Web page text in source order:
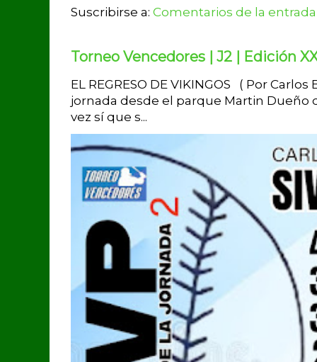
Suscribirse a: Comentarios de la
Torneo Vencedores | J2 | Edición
EL REGRESO DE VIKINGOS ( Por
jornada desde el parque Martin Dueño
vez sí que s...